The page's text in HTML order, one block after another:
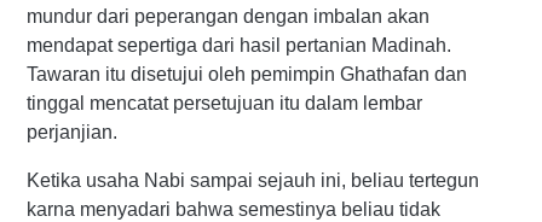
mundur dari peperangan dengan imbalan akan
mendapat sepertiga dari hasil pertanian Madinah.
Tawaran itu disetujui oleh pemimpin Ghathafan dan
tinggal mencatat persetujuan itu dalam lembar
perjanjian.
Ketika usaha Nabi sampai sejauh ini, beliau tertegun
karna menyadari bahwa semestinya beliau tidak